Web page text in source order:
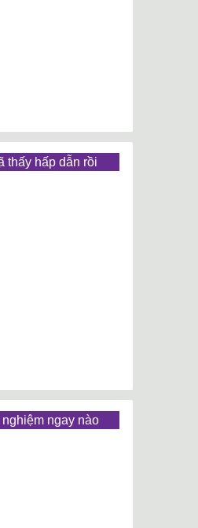
thấy hấp dẫn rồi
ngay nào